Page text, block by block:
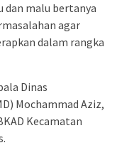
dan malu bertanya
agar
dalam rangka
Dinas
Mochammad Aziz,
Kecamatan